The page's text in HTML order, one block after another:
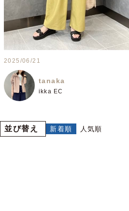
2025/06/21
tanaka
ikka EC
並び替え 新着順 人気順